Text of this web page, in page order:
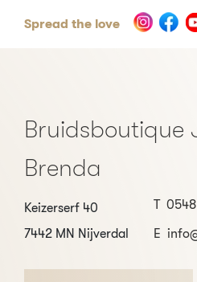
Spread the love
Bruidsboutique
Brenda
Keizerserf 40
7442 MN Nijverdal
T 0548
E